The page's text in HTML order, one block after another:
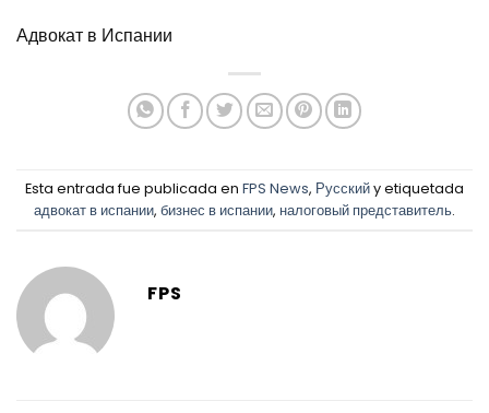
Адвокат в Испании
Esta entrada fue publicada en FPS News, Русскийy etiquetada
адвокат в испании, бизнес в испании, налоговый представитель.
FPS